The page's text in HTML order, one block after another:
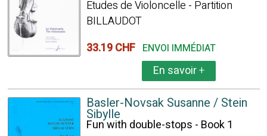
Etudes de Violoncelle - Partition
BILLAUDOT
33.19 CHF ENVOI IMMÉDIAT
En savoir+
Basler-Novsak Susanne / Stein
Sibylle
Fun with double-stops - Book 1